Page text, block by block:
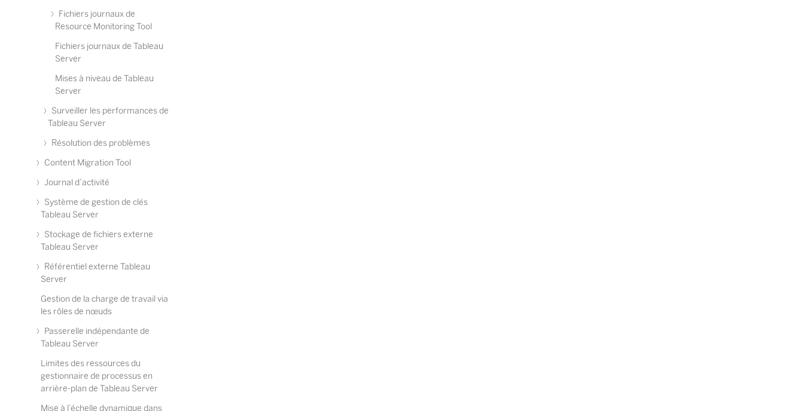
Fichiers journaux de
Resource Monitoring Tool
Fichiers journaux de Tableau
Server
Mises à niveau de Tableau
Server
Surveiller les performances de
Tableau Server
Résolution des problèmes
Content Migration Tool
Journal d’activité
Système de gestion de clés
Tableau Server
Stockage de fichiers externe
Tableau Server
Référentiel externe Tableau
Server
Gestion de la charge de travail via
les rôles de nœuds
Passerelle indépendante de
Tableau Server
Limites des ressources du
gestionnaire de processus en
arrière-plan de Tableau Server
Mise à l’échelle dynamique dans